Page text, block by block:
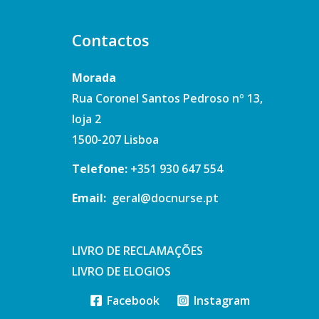
Contactos
Morada
Rua Coronel Santos Pedroso nº 13,
loja 2
1500-207 Lisboa
Telefone: +351 930 647 554
Email: geral@docnurse.pt
LIVRO DE RECLAMAÇÕES
LIVRO DE ELOGIOS
Facebook
Instagram